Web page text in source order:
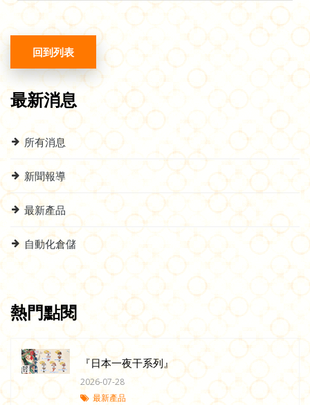
回到列表
最新消息
所有消息
新聞報導
最新產品
自動化倉儲
熱門點閱
『日本一夜干系列』
2026-07-28
最新產品